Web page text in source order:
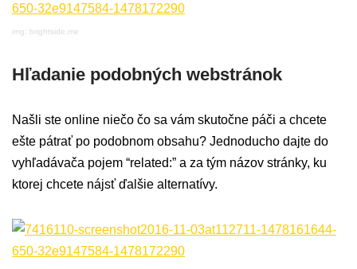
img: brightside.me
Hľadanie podobných webstránok
Našli ste online niečo čo sa vám skutočne páči a chcete
ešte pátrať po podobnom obsahu? Jednoducho dajte do
vyhľadávača pojem “related:” a za tým názov stránky, ku
ktorej chcete nájsť ďalšie alternatívy.